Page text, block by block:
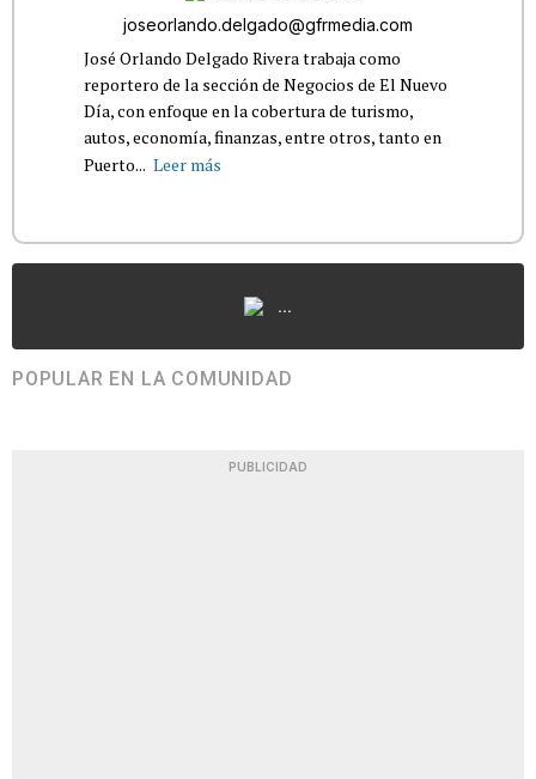
joseorlando.delgado@gfrmedia.com
José Orlando Delgado Rivera trabaja como
reportero de la sección de Negocios de El Nuevo
Día, con enfoque en la cobertura de turismo,
autos, economía, finanzas, entre otros, tanto en
Puerto... Leer más
...
POPULAR EN LA COMUNIDAD
PUBLICIDAD